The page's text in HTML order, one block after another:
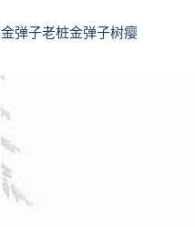
金弹子老桩金弹子树瘿